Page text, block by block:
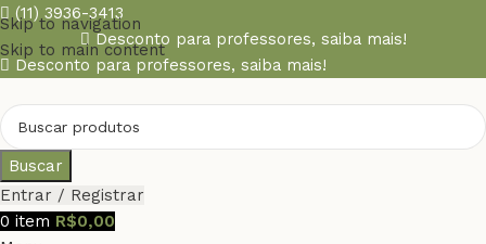
Skip to navigation
Skip to main content
(11) 3936-3413
Desconto para professores, saiba mais!
Desconto para professores, saiba mais!
Buscar
Entrar / Registrar
0 item R$0,00